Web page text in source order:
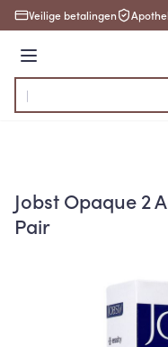
Ga naar de inhoud
Veilige betalingen
Menu
Product, merk,
Jobst Opaque 2
Pair